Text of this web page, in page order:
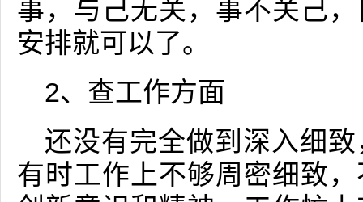
事，与己无关，事不关己
安排就可以了。
2、查工作方面
还没有完全做到深入细
有时工作上不够周密细致